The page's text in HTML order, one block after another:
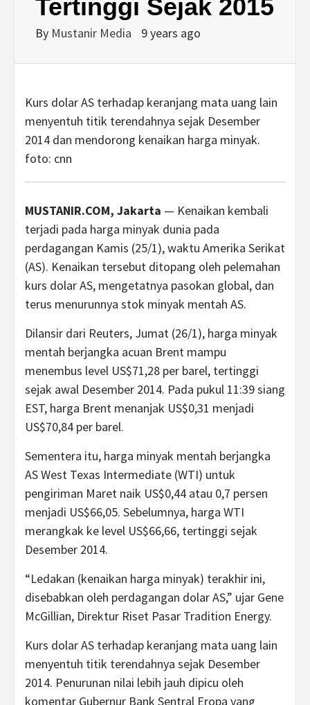
Tertinggi Sejak 2015
By Mustanir Media 9 years ago
Kurs dolar AS terhadap keranjang mata uang lain
menyentuh titik terendahnya sejak Desember
2014 dan mendorong kenaikan harga minyak.
foto: cnn
MUSTANIR.COM, Jakarta — Kenaikan kembali
terjadi pada harga minyak dunia pada
perdagangan Kamis (25/1), waktu Amerika Serikat
(AS). Kenaikan tersebut ditopang oleh pelemahan
kurs dolar AS, mengetatnya pasokan global, dan
terus menurunnya stok minyak mentah AS.
Dilansir dari Reuters, Jumat (26/1), harga minyak
mentah berjangka acuan Brent mampu
menembus level US$71,28 per barel, tertinggi
sejak awal Desember 2014. Pada pukul 11:39 siang
EST, harga Brent menanjak US$0,31 menjadi
US$70,84 per barel.
Sementera itu, harga minyak mentah berjangka
AS West Texas Intermediate (WTI) untuk
pengiriman Maret naik US$0,44 atau 0,7 persen
menjadi US$66,05. Sebelumnya, harga WTI
merangkak ke level US$66,66, tertinggi sejak
Desember 2014.
“Ledakan (kenaikan harga minyak) terakhir ini,
disebabkan oleh perdagangan dolar AS,” ujar Gene
McGillian, Direktur Riset Pasar Tradition Energy.
Kurs dolar AS terhadap keranjang mata uang lain
menyentuh titik terendahnya sejak Desember
2014. Penurunan nilai lebih jauh dipicu oleh
komentar Gubernur Bank Sentral Eropa yang